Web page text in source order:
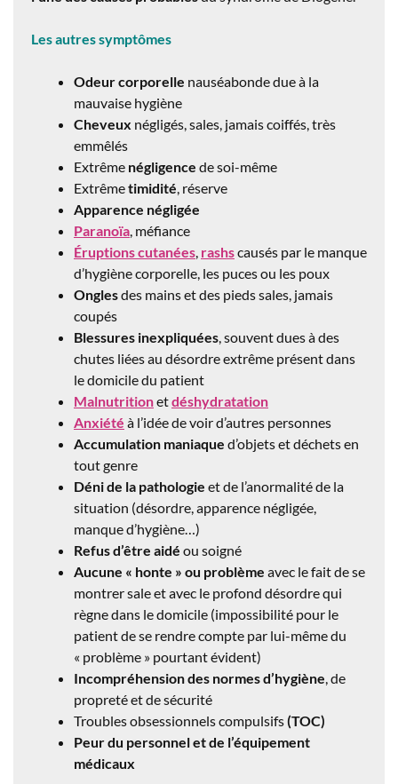
Les autres symptômes
Odeur corporelle nauséabonde due à la
mauvaise hygiène
Cheveux négligés, sales, jamais coiffés, très
emmêlés
Extrême négligence de soi-même
Extrêmetimidité, réserve
Apparence négligée
Paranoïa, méfiance
Éruptions cutanées, rashscausés par le manque
d’hygiène corporelle, les puces ou les poux
Onglesdes mains et des pieds sales, jamais
coupés
Blessures inexpliquées, souvent dues à des
chutes liées au désordre extrême présent dans
le domicile du patient
Malnutritionetdéshydratation
Anxiété à l’idée de voir d’autres personnes
Accumulation maniaque d’objets et déchets en
tout genre
Déni de la pathologie et de l’anormalité de la
situation (désordre, apparence négligée,
manque d’hygiène…)
Refus d’être aidé ou soigné
Aucune « honte » ou problème avec le fait de se
montrer sale et avec le profond désordre qui
règne dans le domicile (impossibilité pour le
patient de se rendre compte par lui-même du
« problème » pourtant évident)
Incompréhension des normes d’hygiène, de
propreté et de sécurité
Troubles obsessionnels compulsifs(TOC)
Peur du personnel et de l’équipement
médicaux